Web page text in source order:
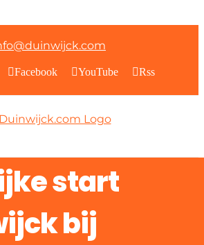
Facebook YouTube Rss
start
bij